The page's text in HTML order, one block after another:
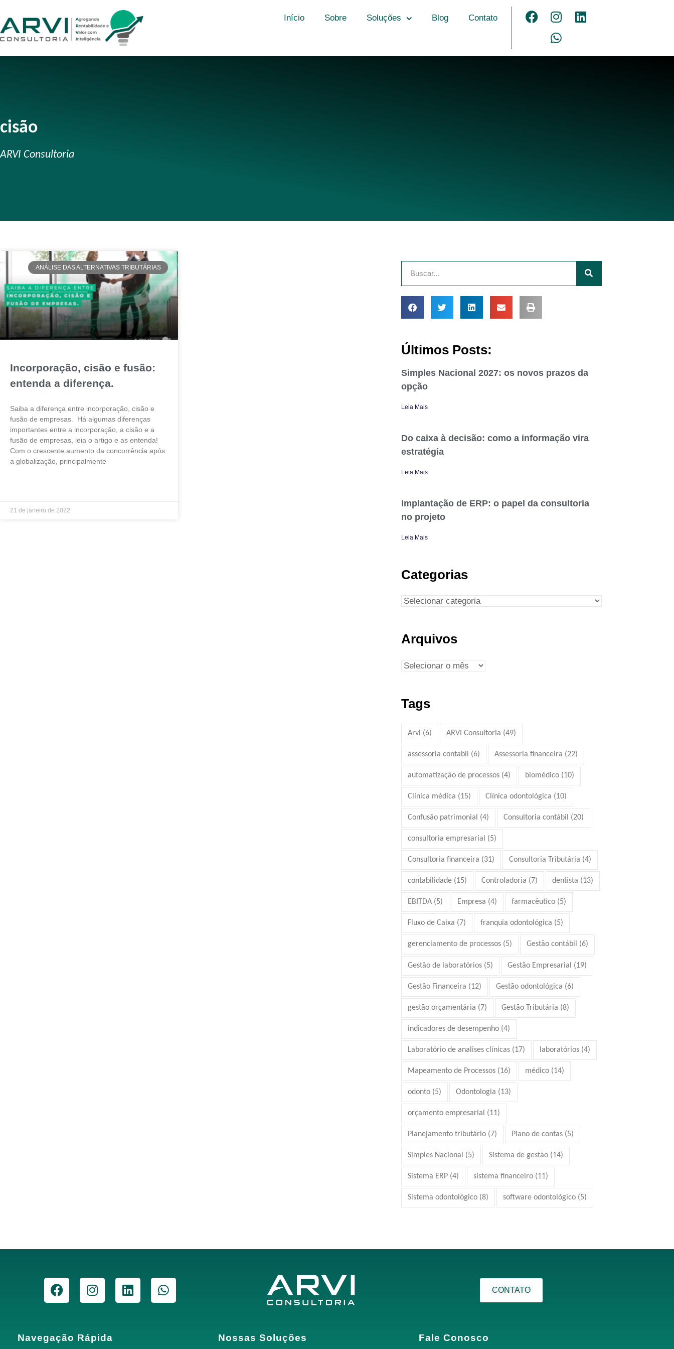
Início Sobre Soluções Blog Contato
cisão
ARVI Consultoria
ANÁLISE DAS ALTERNATIVAS TRIBUTÁRIAS
Incorporação, cisão e fusão:
entenda a diferença.
Saiba a diferença entre incorporação, cisão e
fusão de empresas. Há algumas diferenças
importantes entre a incorporação, a cisão e a
fusão de empresas, leia o artigo e as entenda!
Com o crescente aumento da concorrência após
a globalização, principalmente
21 de janeiro de 2022
Últimos Posts:
Simples Nacional 2027: os novos prazos da
opção
Leia Mais
Do caixa à decisão: como a informação vira
estratégia
Leia Mais
Implantação de ERP: o papel da consultoria
no projeto
Leia Mais
Categorias
Arquivos
Tags
Arvi (6) ARVI Consultoria (49)
assessoria contabil (6) Assessoria financeira (22)
automatização de processos (4) biomédico (10)
Clínica médica (15) Clínica odontológica (10)
Confusão patrimonial (4) Consultoria contábil (20)
consultoria empresarial (5)
Consultoria financeira (31) Consultoria Tributária (4)
contabilidade (15) Controladoria (7) dentista (13)
EBITDA (5) Empresa (4) farmacêutico (5)
Fluxo de Caixa (7) franquia odontológica (5)
gerenciamento de processos (5) Gestão contábil (6)
Gestão de laboratórios (5) Gestão Empresarial (19)
Gestão Financeira (12) Gestão odontológica (6)
gestão orçamentária (7) Gestão Tributária (8)
indicadores de desempenho (4)
Laboratório de analises clínicas (17) laboratórios (4)
Mapeamento de Processos (16) médico (14)
odonto (5) Odontologia (13)
orçamento empresarial (11)
Planejamento tributário (7) Plano de contas (5)
Simples Nacional (5) Sistema de gestão (14)
Sistema ERP (4) sistema financeiro (11)
Sistema odontológico (8) software odontológico (5)
CONTATO
Navegação Rápida Nossas Soluções Fale Conosco